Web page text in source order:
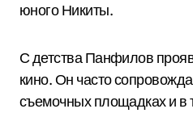
юного Никиты.
С детства Панфилов
кино. Он часто
съемочных площадках и в